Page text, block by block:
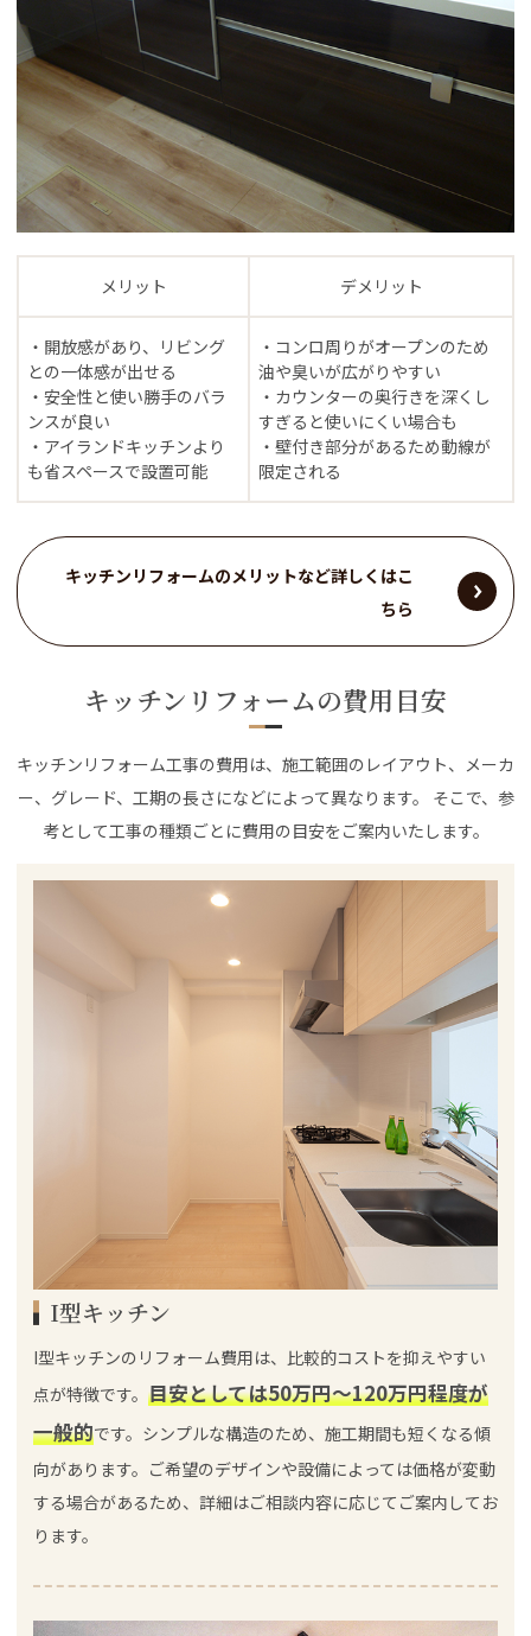
メリット デメリット
・開放感があり、リビング
との一体感が出せる
・安全性と使い勝手のバラ
ンスが良い
・アイランドキッチンより
も省スペースで設置可能
・コンロ周りがオープンのため
油や臭いが広がりやすい
・カウンターの奥行きを深くし
すぎると使いにくい場合も
・壁付き部分があるため動線が
限定される
キッチンリフォームのメリットなど詳しくはこ
ちら
キッチンリフォームの費用目安
キッチンリフォーム工事の費用は、施工範囲のレイアウト、メーカ
ー、グレード、工期の長さになどによって異なります。 そこで、参
考として工事の種類ごとに費用の目安をご案内いたします。
I型キッチン
I型キッチンのリフォーム費用は、比較的コストを抑えやすい
点が特徴です。 目安としては50万円～120万円程度が
一般的です。シンプルな構造のため、施工期間も短くなる傾
向があります。ご希望のデザインや設備によっては価格が変動
する場合があるため、詳細はご相談内容に応じてご案内してお
ります。